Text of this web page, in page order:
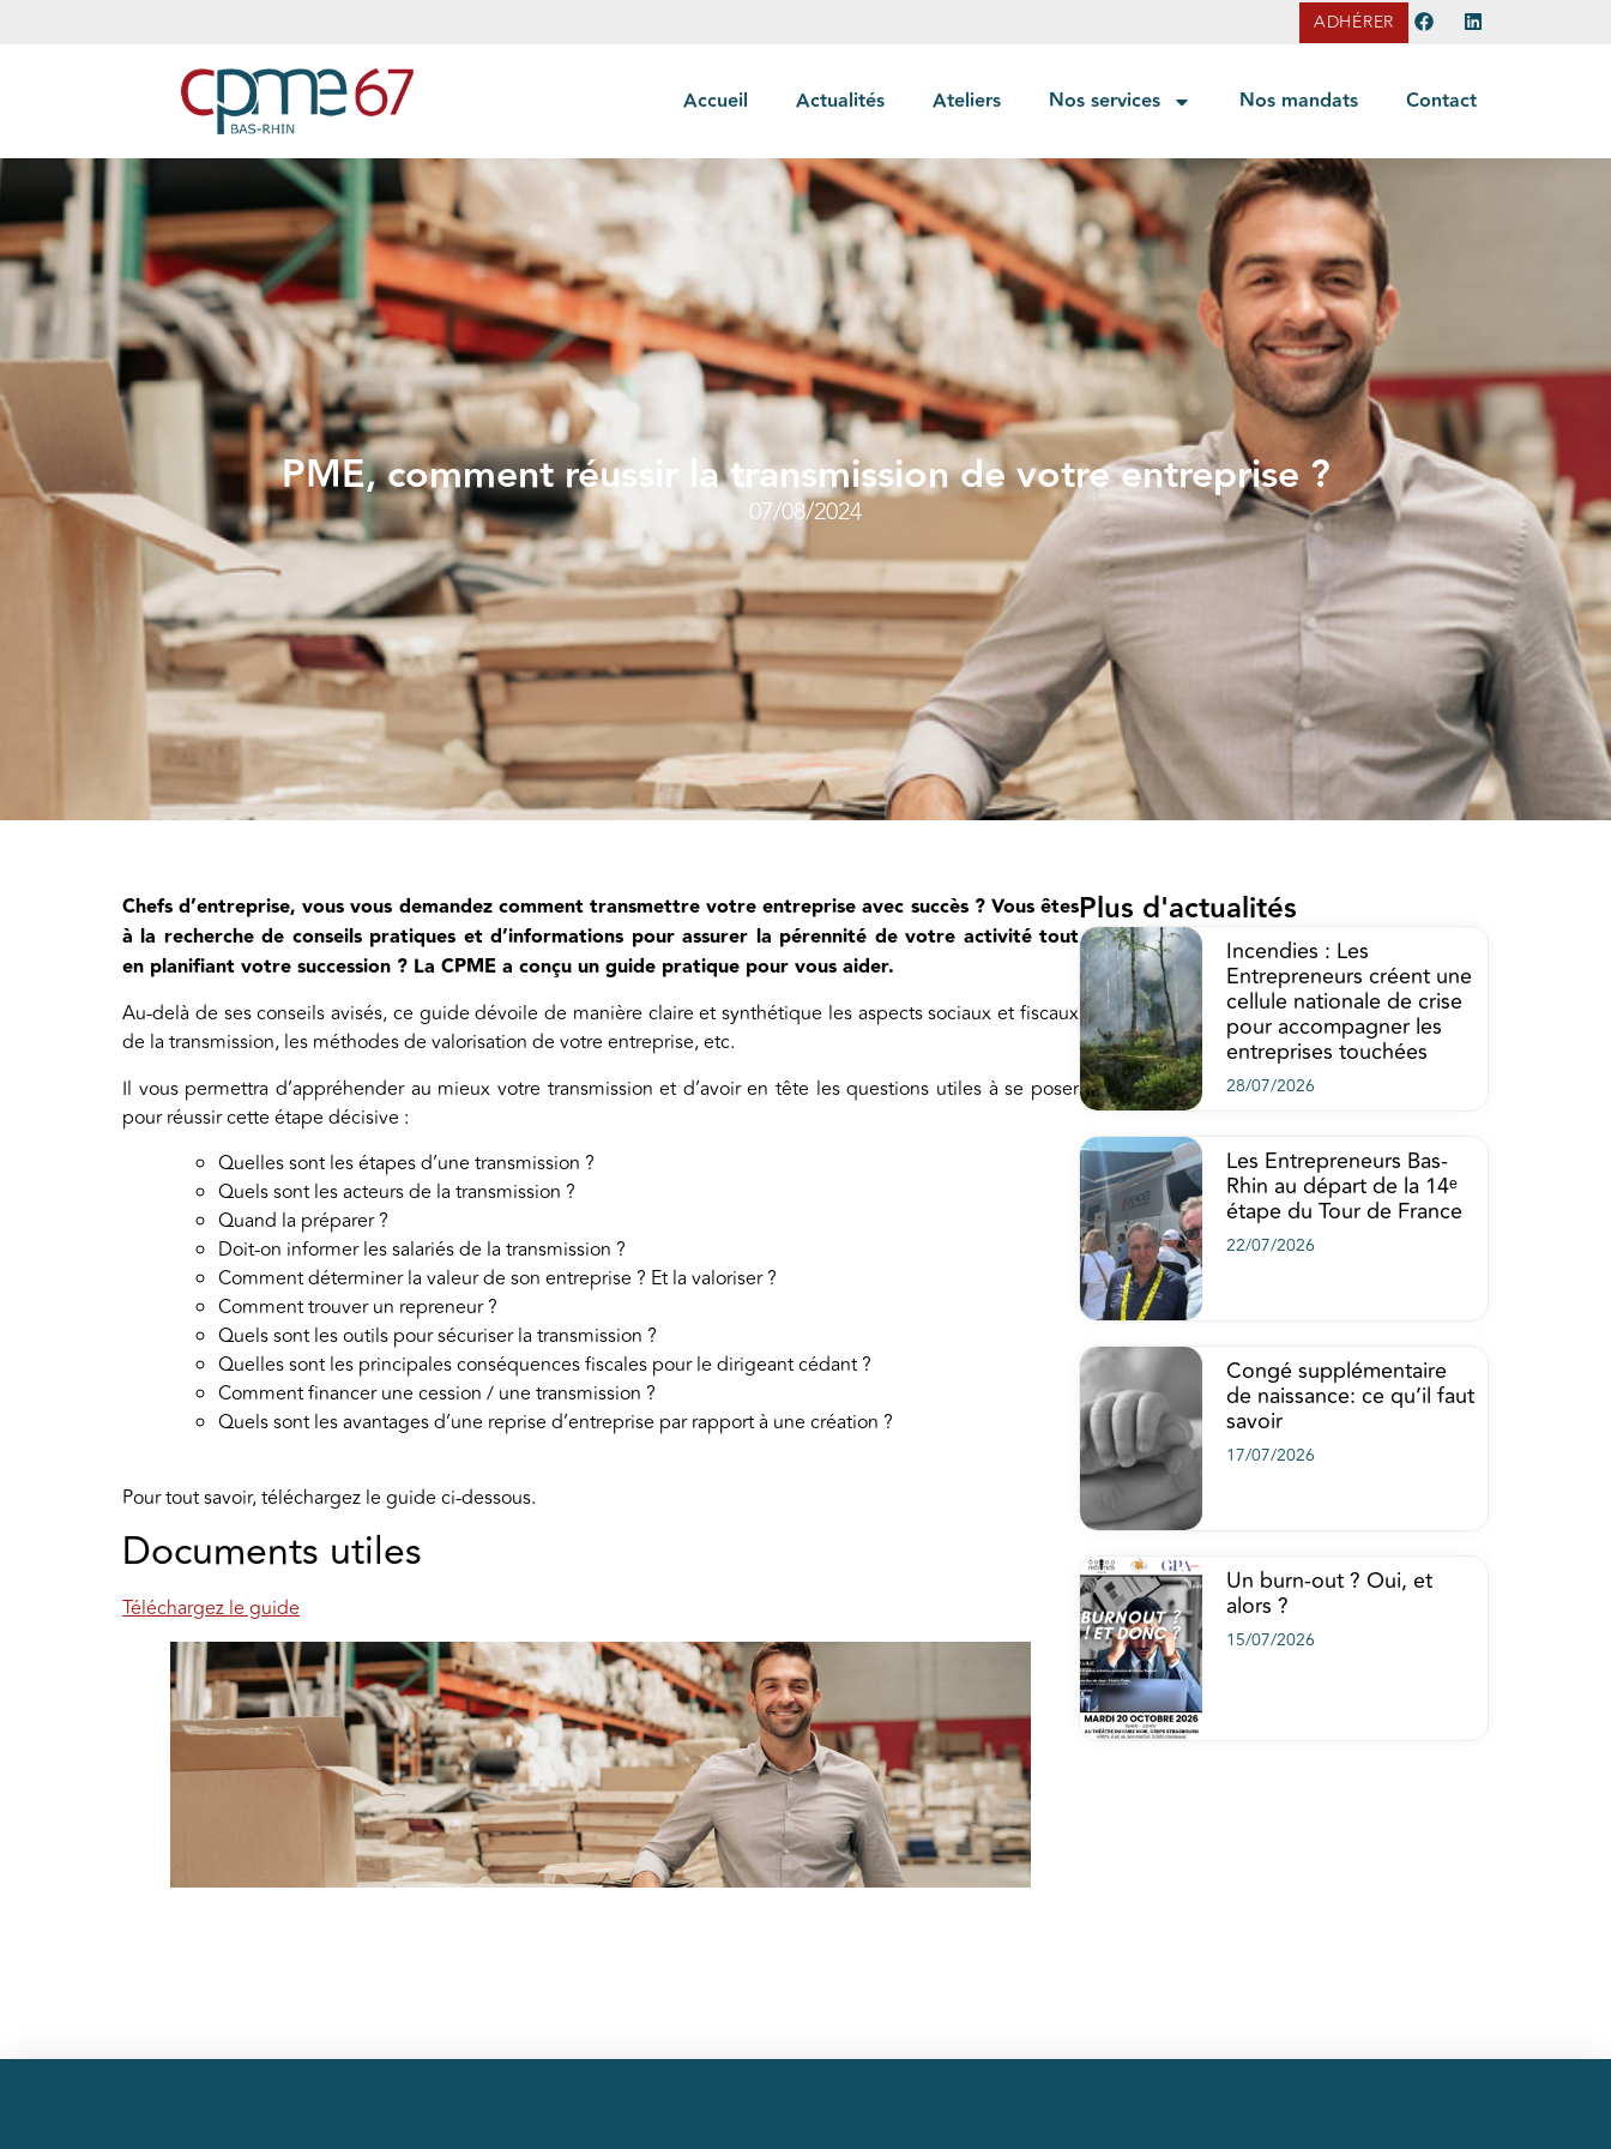
ADHÉRER
Accueil Actualités Ateliers Nos services Nos mandats Contact
PME, comment réussir la transmission de votre entreprise ?
07/08/2024
Chefs d’entreprise, vous vous demandez comment transmettre votre entreprise avec succès ? Vous êtes
à la recherche de conseils pratiques et d’informations pour assurer la pérennité de votre activité tout
en planifiant votre succession ? La CPME a conçu un guide pratique pour vous aider.
Au-delà de ses conseils avisés, ce guide dévoile de manière claire et synthétique les aspects sociaux et fiscaux
de la transmission, les méthodes de valorisation de votre entreprise, etc.
Il vous permettra d’appréhender au mieux votre transmission et d’avoir en tête les questions utiles à se poser
pour réussir cette étape décisive :
Quelles sont les étapes d’une transmission ?
Quels sont les acteurs de la transmission ?
Quand la préparer ?
Doit-on informer les salariés de la transmission ?
Comment déterminer la valeur de son entreprise ? Et la valoriser ?
Comment trouver un repreneur ?
Quels sont les outils pour sécuriser la transmission ?
Quelles sont les principales conséquences fiscales pour le dirigeant cédant ?
Comment financer une cession / une transmission ?
Quels sont les avantages d’une reprise d’entreprise par rapport à une création ?
Pour tout savoir, téléchargez le guide ci-dessous.
Documents utiles
Téléchargez le guide
Plus d'actualités
Incendies : Les
Entrepreneurs créent une
cellule nationale de crise
pour accompagner les
entreprises touchées
28/07/2026
Les Entrepreneurs Bas-
Rhin au départ de la 14ᵉ
étape du Tour de France
22/07/2026
Congé supplémentaire
de naissance: ce qu’il faut
savoir
17/07/2026
Un burn-out ? Oui, et
alors ?
15/07/2026